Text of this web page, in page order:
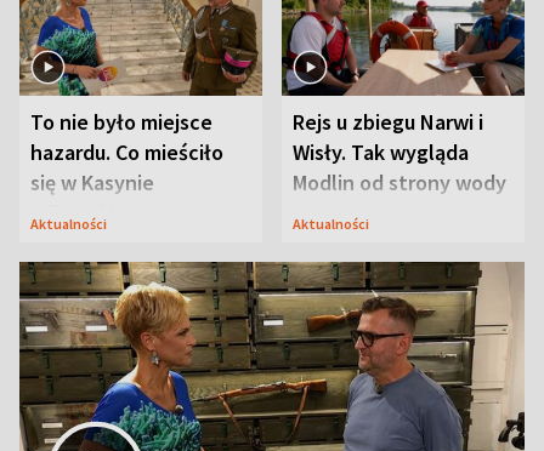
To nie było miejsce
hazardu. Co mieściło
się w Kasynie
Oficerskim?
Aktualności
Rejs u zbiegu Narwi i
Wisły. Tak wygląda
Modlin od strony wody
Aktualności